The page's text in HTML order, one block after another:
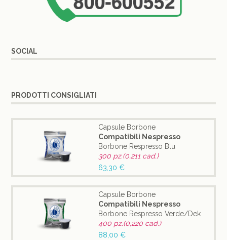
SOCIAL
PRODOTTI CONSIGLIATI
Capsule Borbone
Compatibili Nespresso
Borbone Respresso Blu
300 pz.(0,211 cad.)
63,30 €
Capsule Borbone
Compatibili Nespresso
Borbone Respresso Verde/Dek
400 pz.(0,220 cad.)
88,00 €